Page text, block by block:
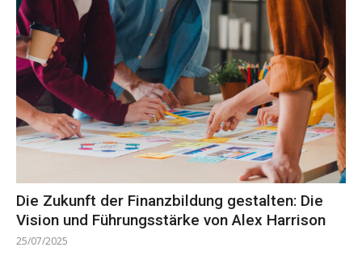
Die Zukunft der Finanzbildung gestalten: Die
Vision und Führungsstärke von Alex Harrison
25/07/2025